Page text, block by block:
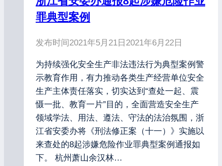
罪典型案例
发布时间2021年5月21日 2021年6月22日
为持续强化安全生产非法违法行为典型案例警
示教育作用，有力推动各类生产经营单位安全
生产主体责任落实，切实达到“查处一起、震
慑一批、教育一片”目的，全面营造安全生产
领域学法、用法、遵法、守法的法治氛围，浙
江省安委办将《刑法修正案（十一）》实施以
来查处的8起涉嫌危险作业罪典型案例通报如
下。 杭州萧山余汉林…